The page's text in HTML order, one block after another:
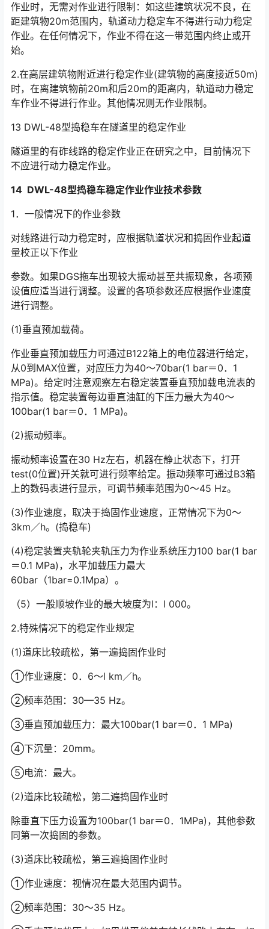
作业时，无需对作业进行限制：如这些建筑状况不良，在
距建筑物20m范围内，轨道动力稳定车不得进行动力稳定
作业。在任何情况下，作业不得在这一带范围内终止或开
始。󠅅󠅃󠄵󠅂󠄪󠇖󠆨󠆨󠇕󠆞󠆒󠅬󠇘󠆭󠆘󠇙󠆝󠅵󠇗󠆭󠆁󠄐󠇗󠅹󠅸󠇖󠆍󠅳󠇖󠅹󠅰󠇖󠆌󠅹
2.在高层建筑物附近进行稳定作业(建筑物的高度接近50m)
时，在离建筑物前20m和后20m的距离内，轨道动力稳定
车作业不得进行作业。其他情况则无作业限制。
13 DWL-48型捣稳车在隧道里的稳定作业
隧道里的有砟线路的稳定作业正在研究之中，目前情况下
不应进行动力稳定作业。
14 DWL-48型捣稳车稳定作业作业技术参数
1．一般情况下的作业参数
对线路进行动力稳定时，应根据轨道状况和捣固作业起道
量校正以下作业
参数。如果DGS拖车出现较大振动甚至共振现象，各项预
设值应适当进行调整。设置的各项参数还应根据作业速度
进行调整。
(1)垂直预加载荷。
作业垂直预加载压力可通过B122箱上的电位器进行给定，
从0到MAX位置，对应压力为40～70bar(1 bar＝0．1
MPa)。给定时注意观察左右稳定装置垂直预加载电流表的
指示值。稳定装置每边垂直油缸的下压力最大为40～
100bar(1 bar＝0．1 MPa)。󠅅󠅃󠄵󠅂󠄪󠇖󠆨󠆨󠇕󠆞󠆒󠅬󠇘󠆭󠆘󠇙󠆝󠅵󠇗󠆭󠆁󠄐󠇗󠅹󠅸󠇖󠆍󠅳󠇖󠅹󠅰󠇖󠆌󠅹
(2)振动频率。
振动频率设置在30 Hz左右，机器在静止状态下，打开
test(0位置)开关就可进行频率给定。振动频率可通过B3箱
上的数码表进行显示，可调节频率范围为0～45 Hz。󠅅󠅃󠄵󠅂󠄪󠇖󠆨󠆨󠇕󠆞󠆒󠅬󠇘󠆭󠆘󠇙󠆝󠅵󠇗󠆭󠆁󠄐󠇗󠅹󠅸󠇖󠆍󠅳󠇖󠅹󠅰󠇖󠆌󠅹
(3)作业速度，取决于捣固作业速度，正常情况下为0～
3km／h。(捣稳车)
(4)稳定装置夹轨轮夹轨压力为作业系统压力100 bar(1 bar
＝0.1 MPa)，水平加载压力最大
60bar（1bar=0.1Mpa）。
（5）一般顺坡作业的最大坡度为l：l 000。
2.特殊情况下的稳定作业规定
(1)道床比较疏松，第一遍捣固作业时
①作业速度：0．6～l km／h。
②频率范围：30—35 Hz。
③垂直预加载压力：最大100bar(1 bar＝0．1 MPa)
④下沉量：20mm。
⑤电流：最大。
(2)道床比较疏松，第二遍捣固作业时
除垂直下压力设置为100bar(1 bar＝0．1MPa)，其他参数
同第一次捣固的参数。
(3)道床比较疏松，第三遍捣固作业时
①作业速度：视情况在最大范围内调节。
②频率范围：30～35 Hz。